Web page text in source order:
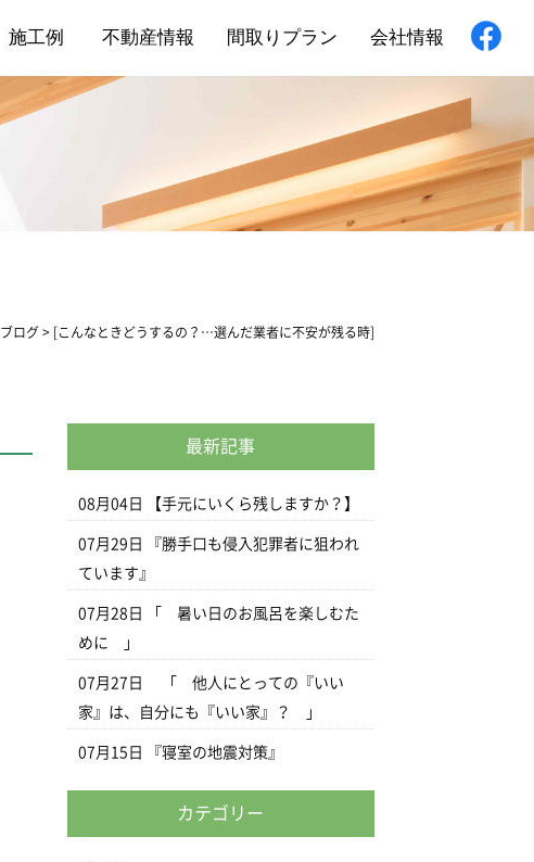
施工例
新築住宅
不動産情報 間取りプラン 会社情報
ブログ > [こんなときどうするの？…選んだ業者に不安が残る時]
最新記事
08月04日 【手元にいくら残しますか？】
07月29日
『勝手口も侵入犯罪者に狙われ
ています』
07月28日
「 暑い日のお風呂を楽しむた
めに 」
07月27日
「 他人にとっての『いい
家』は、自分にも『いい家』？ 」
07月15日 『寝室の地震対策』
カテゴリー